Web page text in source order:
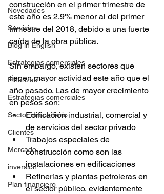
Novedades
Servicios
Blog in English
Estrategias comerciales
Finanzas
Estrategias comerciales
Sector inmobiliario
Clientes
Mercado
inversión
Plan financiero
construcción en el primer trimestre de
este año es 2.9% menor al del primer
trimestre del 2018, debido a una fuerte
caída de la obra pública.
Sin embargo, existen sectores que
tienen mayor actividad este año que el
año pasado. Las de mayor crecimiento
en pesos son:
Edificación industrial, comercial y
de servicios del sector privado
Trabajos especiales de
construcción como son las
instalaciones en edificaciones
Refinerías y plantas petroleras en
el sector público, evidentemente